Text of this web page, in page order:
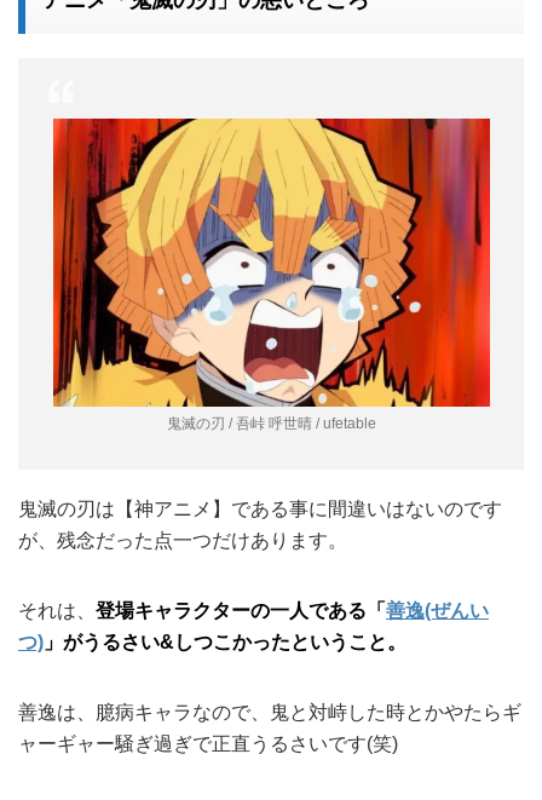
鬼滅の刃 / 吾峠 呼世晴 / ufetable
鬼滅の刃は【神アニメ】である事に間違いはないのです
が、残念だった点一つだけあります。
それは、 登場キャラクターの一人である「 善逸(ぜんい
つ) 」がうるさい&しつこかったということ。
善逸は、臆病キャラなので、鬼と対峙した時とかやたらギ
ャーギャー騒ぎ過ぎで正直うるさいです(笑)